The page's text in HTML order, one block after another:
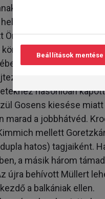
az örményekkel és
érhetnének el.
(11),
a románok az
Mirel Radoi
és felészülési
hasonlóan
Gosens kiesése miatt
marad a jobbhátvéd.
mellett
hatos) tagjaiként.
a másik három
újra behívott Müllert
a balkániak ellen.
Beállítások mentése